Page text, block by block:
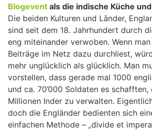
Blogevent als die indische Küche
Die beiden Kulturen und Länder,
sind seit dem 18. Jahrhundert durch
eng miteinander verwoben. Wenn
Beiträge im Netz dazu durchliest,
mehr unglücklich als glücklich. Man
vorstellen, dass gerade mal 1000
und ca. 70’000 Soldaten es schafften,
Millionen Inder zu verwalten.
doch die Engländer bedienten sich
einfachen Methode – „divide et